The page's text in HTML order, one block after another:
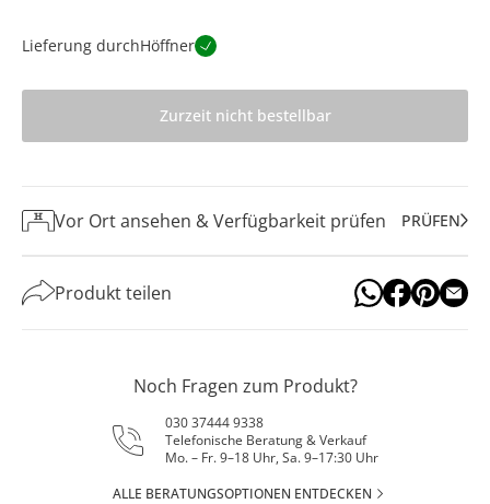
Lieferung durchHöffner
Zurzeit nicht bestellbar
Vor Ort ansehen & Verfügbarkeit prüfen PRÜFEN
Produkt teilen
Noch Fragen zum Produkt?
030 37444 9338
Telefonische Beratung & Verkauf
Mo. – Fr. 9–18 Uhr, Sa. 9–17:30 Uhr
ALLE BERATUNGSOPTIONEN ENTDECKEN